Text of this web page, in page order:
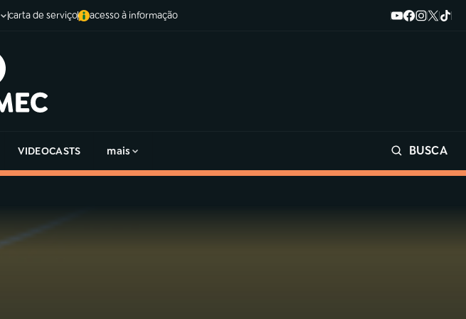
carta de serviço acesso à informação
VIDEOCASTS mais BUSCA